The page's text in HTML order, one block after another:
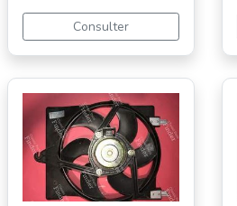
Consulter